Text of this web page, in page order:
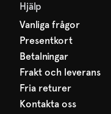
Hjälp
Vanliga frågor
Presentkort
Betalningar
Frakt och leverans
Fria returer
Kontakta oss